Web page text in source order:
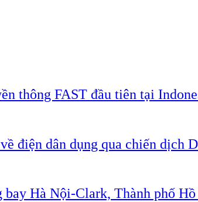
thông FAST đầu tiên tại
điện dân dụng qua chiến dịch
Hà Nội-Clark, Thành phố